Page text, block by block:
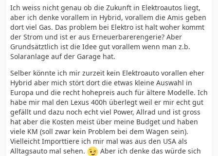
Ich weiss nicht genau ob die Zukunft in Elektroautos liegt,
aber ich denke vorallem in Hybrid, vorallem die Amis geben
dort viel Gas. Das problem bei Elektro ist halt woher kommt
der Strom und ist er aus Erneuerbarerengerie? Aber
Grundsätztlich ist die Idee gut vorallem wenn man z.b.
Solaranlage auf der Garage hat.
Selber könnte ich mir zurzeit kein Elektroauto vorallen eher
Hybrid aber mich stört dort die etwas kleine Auswahl in
Europa und die recht hohepreis auch für ältere Modelle. Ich
habe mir mal den Lexus 400h überlegt weil er mir echt gut
gefällt und dazu noch echt viel Power, Allrad und ist gross
hat aber die Kosten meist über meine Budget und haben
viele KM (soll zwar kein Problem bei dem Wagen sein).
Vielleicht Importtiere ich mir mal was aus den USA als
Alltagsauto mal sehen.
Aber ich denke das würde sich